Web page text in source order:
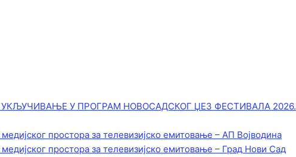
У ПРОГРАМ НОВОСАДСКОГ ЏЕЗ ФЕСТИВАЛА 2026.
простора за телевизијско емитовање – АП Војводинa
медијског простора за телевизијско емитовање – Град Нови Сад